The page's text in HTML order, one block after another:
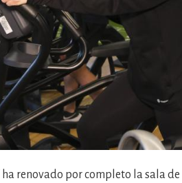
ha renovado por completo la sala de